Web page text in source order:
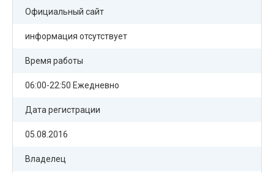
Официальный сайт
информация отсутствует
Время работы
06:00-22:50 Ежедневно
Дата регистрации
05.08.2016
Владелец